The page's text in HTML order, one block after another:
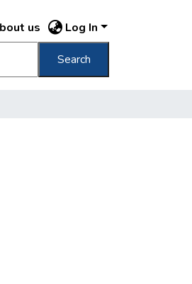
us Log In
Search